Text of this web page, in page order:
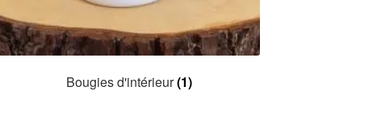
Bougies d'intérieur(1)